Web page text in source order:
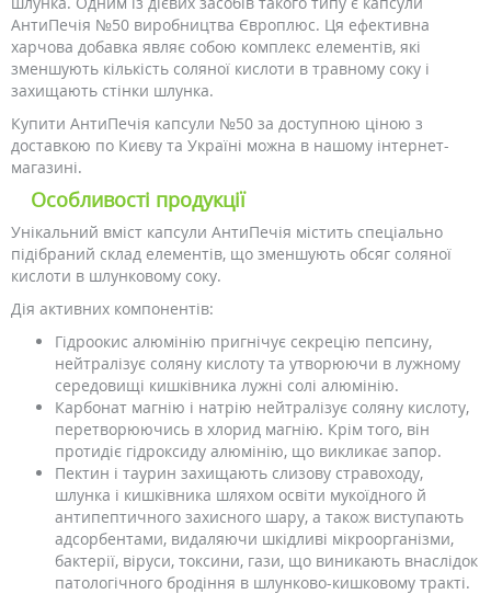
АнтиПечія №50 виробництва Європлюс. Ця ефективна
харчова добавка являє собою комплекс елементів, які
зменшують кількість соляної кислоти в травному соку і
захищають стінки шлунка.
Купити АнтиПечія капсули №50 за доступною ціною з
доставкою по Києву та Україні можна в нашому інтернет-
магазині.
Особливості продукції
Унікальний вміст капсули АнтиПечія містить спеціально
підібраний склад елементів, що зменшують обсяг соляної
кислоти в шлунковому соку.
Дія активних компонентів:
Гідроокис алюмінію пригнічує секрецію пепсину,
нейтралізує соляну кислоту та утворюючи в лужному
середовищі кишківника лужні солі алюмінію.
Карбонат магнію і натрію нейтралізує соляну кислоту,
перетворюючись в хлорид магнію. Крім того, він
протидіє гідроксиду алюмінію, що викликає запор.
Пектин і таурин захищають слизову стравоходу,
шлунка і кишківника шляхом освіти мукоїдного й
антипептичного захисного шару, а також виступають
адсорбентами, видаляючи шкідливі мікроорганізми,
бактерії, віруси, токсини, гази, що виникають внаслідок
патологічного бродіння в шлунково-кишковому тракті.